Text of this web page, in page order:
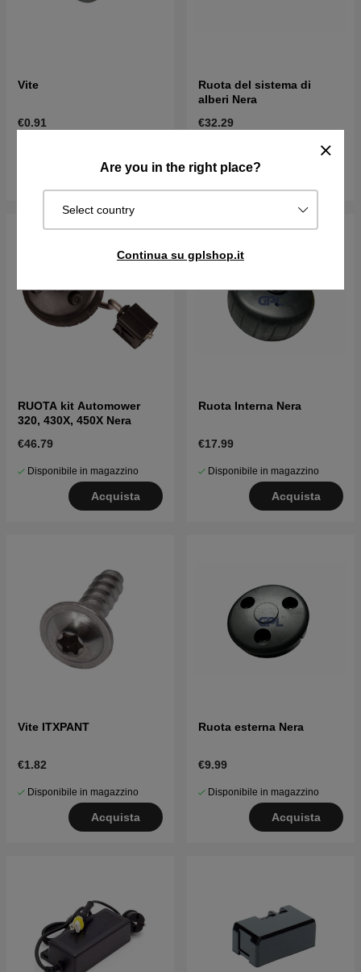
Are you in the right place?
Select country
Continua su gplshop.it
Vite
€0.91
Acquista
Ruota del sistema di
alberi Nera
€32.29
RUOTA kit Automower
320, 430X, 450X Nera
€46.79
Disponibile in magazzino
Acquista
Ruota Interna Nera
€17.99
Disponibile in magazzino
Acquista
Vite ITXPANT
€1.82
Disponibile in magazzino
Acquista
Ruota esterna Nera
€9.99
Disponibile in magazzino
Acquista